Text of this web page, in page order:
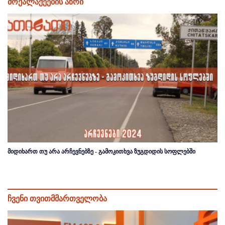
მოქალაქეების აზრი
მიდიხართ თუ არა არჩევნებზე - გამოკითხვა ზუგდიდის სოფლებში
ჩვენი თვითმმართველობა